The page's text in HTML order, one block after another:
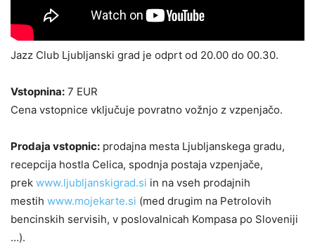
Jazz Club Ljubljanski grad je odprt od 20.00 do 00.30.
Vstopnina: 7 EUR
Cena vstopnice vključuje povratno vožnjo z vzpenjačo.
Prodaja vstopnic: prodajna mesta Ljubljanskega gradu,
recepcija hostla Celica, spodnja postaja vzpenjače,
prek www.ljubljanskigrad.si in na vseh prodajnih
mestih www.mojekarte.si (med drugim na Petrolovih
bencinskih servisih, v poslovalnicah Kompasa po Sloveniji
…).